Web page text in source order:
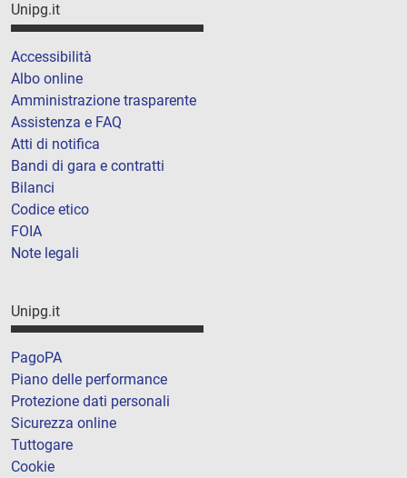
Unipg.it
Accessibilità
Albo online
Amministrazione trasparente
Assistenza e FAQ
Atti di notifica
Bandi di gara e contratti
Bilanci
Codice etico
FOIA
Note legali
Unipg.it
PagoPA
Piano delle performance
Protezione dati personali
Sicurezza online
Tuttogare
Cookie